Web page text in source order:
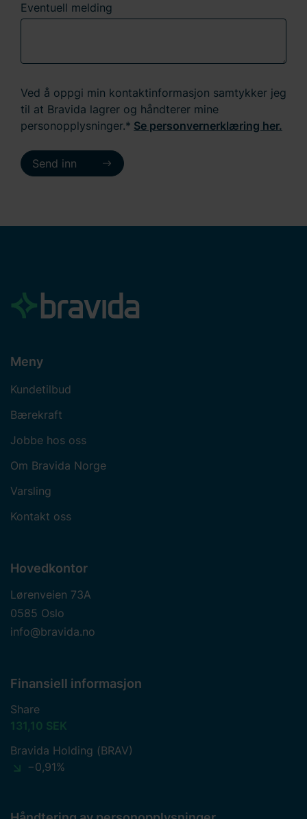
Eventuell melding
Ved å oppgi min kontaktinformasjon samtykker jeg
til at Bravida lagrer og håndterer mine
personopplysninger.* Se personvernerklæring her.
Send inn
Meny
Kundetilbud
Bærekraft
Jobbe hos oss
Om Bravida Norge
Varsling
Kontakt oss
Hovedkontor
Lørenveien 73A
0585 Oslo
info@bravida.no
Finansiell informasjon
Share
131,10 SEK
Bravida Holding (BRAV)
−0,91%